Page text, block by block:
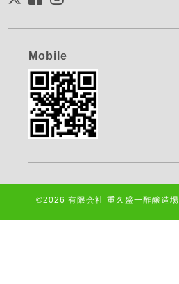
Mobile
©2026 有限会社 重久盛一酢醸造場